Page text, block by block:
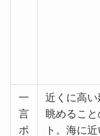
一
言
ポ
近くに高
眺めるこ
ト。海に